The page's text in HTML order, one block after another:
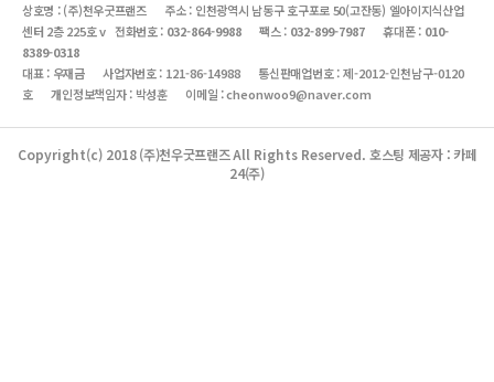
상호명 : (주)천우굿프랜즈 주소 : 인천광역시 남동구 호구포로 50(고잔동) 엘아이지식산업
센터 2층 225호 v 전화번호 : 032-864-9988팩스 : 032-899-7987휴대폰 : 010-
8389-0318
대표 : 우재금 사업자번호 : 121-86-14988통신판매업번호 :제-2012-인천남구-0120
호 개인정보책임자 : 박성훈 이메일 :cheonwoo9@naver.com
Copyright(c) 2018(주)천우굿프랜즈All Rights Reserved. 호스팅 제공자 : 카페
24(주)